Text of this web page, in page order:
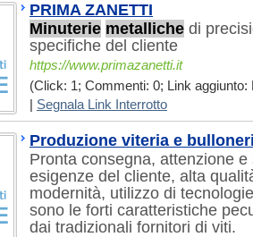
PRIMA ZANETTI
Minuterie metalliche di
specifiche del cliente
https://www.primazanetti.it
(Click: 1; Commenti: 0; Link aggiunto:
Segnala Link Interrotto
Produzione viteria e
Pronta consegna, attenzione
esigenze del cliente, alta
modernità, utilizzo di
sono le forti caratteristiche
dai tradizionali fornitori di viti.